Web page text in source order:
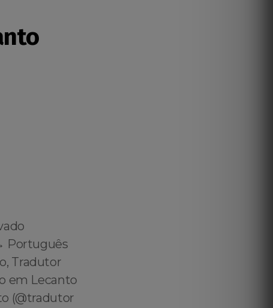
Português
Tradutor
em Lecanto
(@tradutor